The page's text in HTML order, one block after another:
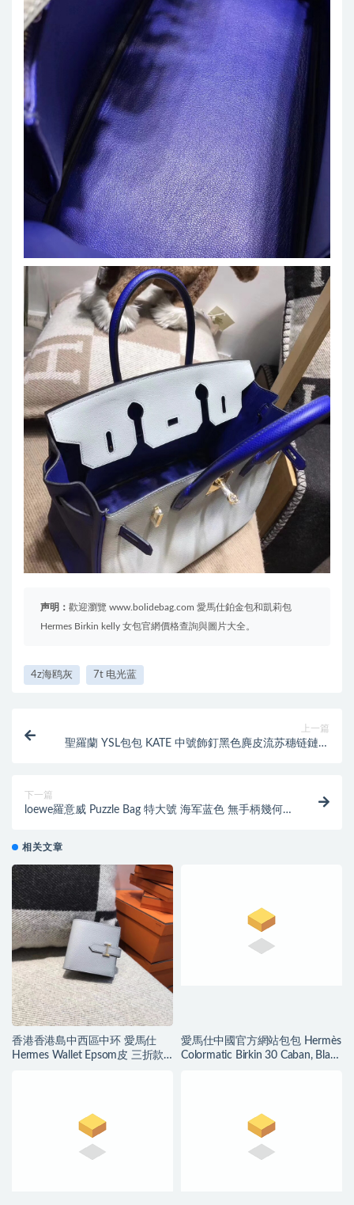
声明： 歡迎瀏覽 www.bolidebag.com 愛馬仕鉑金包和凱莉包
Hermes Birkin kelly 女包官網價格查詢與圖片大全。
4z海鸥灰 7t 电光蓝
上一篇
聖羅蘭 YSL包包 KATE 中號飾釘黑色麂皮流苏穗链鏈條
下一篇
loewe羅意威 Puzzle Bag 特大號 海军蓝色 無手柄幾何
相关文章
香港香港島中西區中环 愛馬仕
Hermes Wallet Epsom皮 三折款
愛馬仕中國官方網站包包 Hermès
Colormatic Birkin 30 Caban, Black